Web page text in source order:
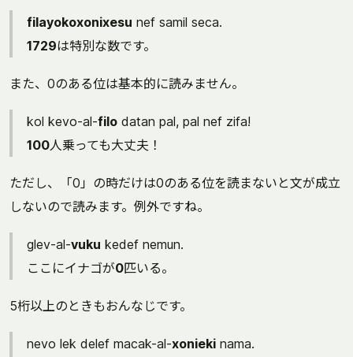
filayokoxonixesu nef samil seca.
1729は特別な数です。
また、0のある位は基本的に読みません。
kol kevo-al-filo datan pal, pal nef zifa!
100人乗っても大丈夫！
ただし、「0」の時だけは0のある位を読まないと文が成立
しないので読みます。例外ですね。
glev-al-vuku kedef nemun.
ここにイナゴが0匹いる。
5桁以上のときもおんなじです。
nevo lek delef macak-al-xonieki nama.